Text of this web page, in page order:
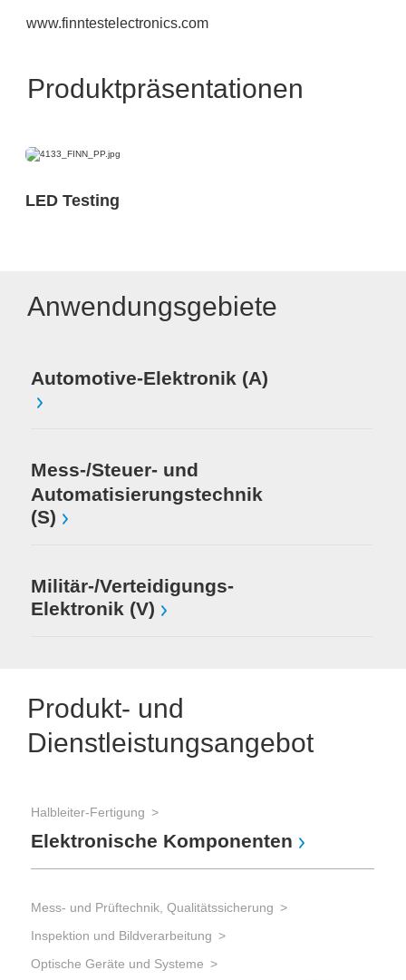
www.finntestelectronics.com
Produktpräsentationen
LED Testing
Anwendungsgebiete
Automotive-Elektronik (A)
Mess-/Steuer- und
Automatisierungstechnik
(S)
Militär-/Verteidigungs-
Elektronik (V)
Produkt- und
Dienstleistungsangebot
Halbleiter-Fertigung
Elektronische Komponenten
Mess- und Prüftechnik, Qualitätssicherung
Inspektion und Bildverarbeitung
Optische Geräte und Systeme